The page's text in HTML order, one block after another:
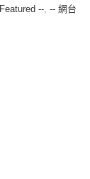
--, -- 網台